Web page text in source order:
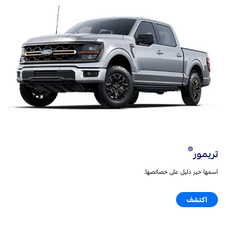
تريمور®
اسمها خير دليل على خصائصها.
اكتشف